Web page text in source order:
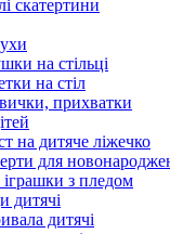
скатертини
на стільці
на стіл
прихватки
на дитяче ліжечко
для
з пледом
дитячі
дитячі